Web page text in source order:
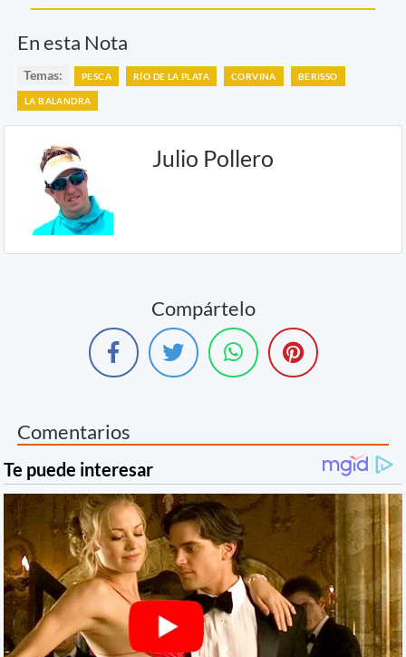
En esta Nota
Temas: PESCA RÍO DE LA PLATA CORVINA BERISSO
LA BALANDRA
Julio Pollero
Compártelo
Comentarios